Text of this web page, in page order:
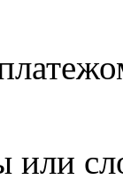
или